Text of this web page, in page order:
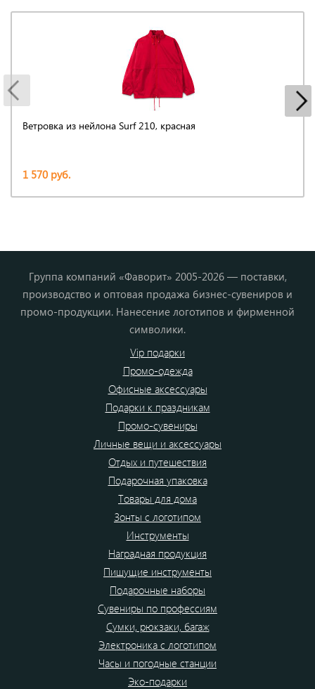
Ветровка из нейлона Surf 210, красная
1 570 руб.
Группа компаний «Фаворит» 2005-2026 — поставки,
производство и оптовая продажа бизнес-сувениров и
промо-продукции. Нанесение логотипов и фирменной
символики.
Vip подарки
Промо-одежда
Офисные аксессуары
Подарки к праздникам
Промо-сувениры
Личные вещи и аксессуары
Отдых и путешествия
Подарочная упаковка
Товары для дома
Зонты с логотипом
Инструменты
Наградная продукция
Пишущие инструменты
Подарочные наборы
Сувениры по профессиям
Сумки, рюкзаки, багаж
Электроника с логотипом
Часы и погодные станции
Эко-подарки